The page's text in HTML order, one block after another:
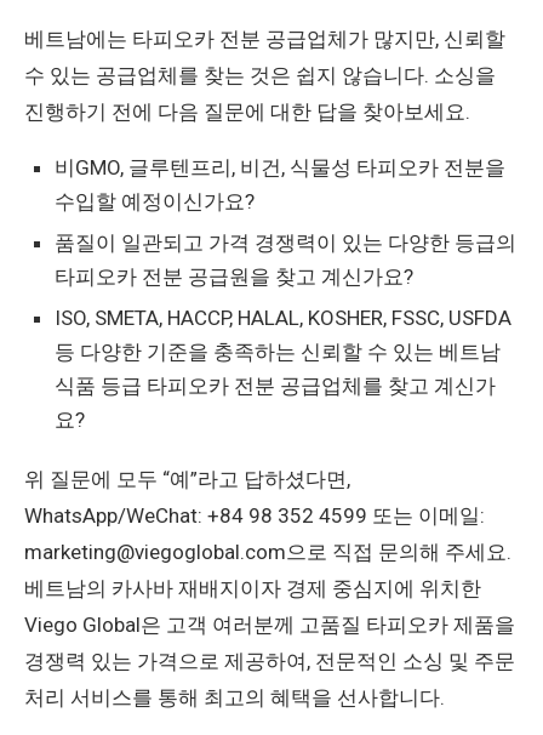
베트남에는 타피오카 전분 공급업체가 많지만, 신뢰할
수 있는 공급업체를 찾는 것은 쉽지 않습니다. 소싱을
진행하기 전에 다음 질문에 대한 답을 찾아보세요.
비GMO, 글루텐프리, 비건, 식물성 타피오카 전분을
수입할 예정이신가요?
품질이 일관되고 가격 경쟁력이 있는 다양한 등급의
타피오카 전분 공급원을 찾고 계신가요?
ISO, SMETA, HACCP, HALAL, KOSHER, FSSC, USFDA
등 다양한 기준을 충족하는 신뢰할 수 있는 베트남
식품 등급 타피오카 전분 공급업체를 찾고 계신가
요?
위 질문에 모두 “예”라고 답하셨다면,
WhatsApp/WeChat: +84 98 352 4599 또는 이메일:
marketing@viegoglobal.com으로 직접 문의해 주세요.
베트남의 카사바 재배지이자 경제 중심지에 위치한
Viego Global은 고객 여러분께 고품질 타피오카 제품을
경쟁력 있는 가격으로 제공하여, 전문적인 소싱 및 주문
처리 서비스를 통해 최고의 혜택을 선사합니다.